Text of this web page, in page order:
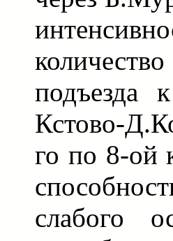
подъезда
Кстово-
го по 8-ой
слабого